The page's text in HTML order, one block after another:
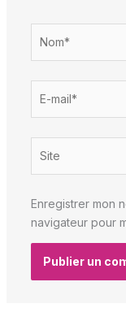
mail*
Enregistrer mon
navigateur pour